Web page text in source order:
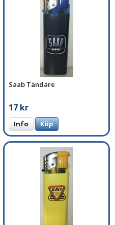
Saab Tändare
17 kr
Info Köp